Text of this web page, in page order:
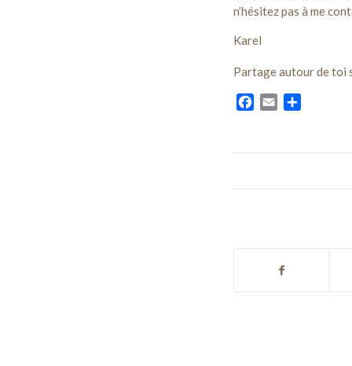
n’hésitez pas à me
Karel
Partage autour de toi
Facebook
Email